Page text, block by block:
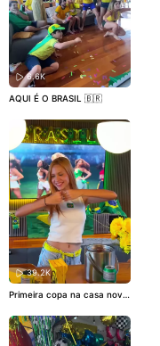
6.6K
AQUI É O BRASIL 🇧🇷
39.2K
Primeira copa na casa nova
do é mais que especial! To
mil vezes mais empolgada d
e poder decorar minha casa